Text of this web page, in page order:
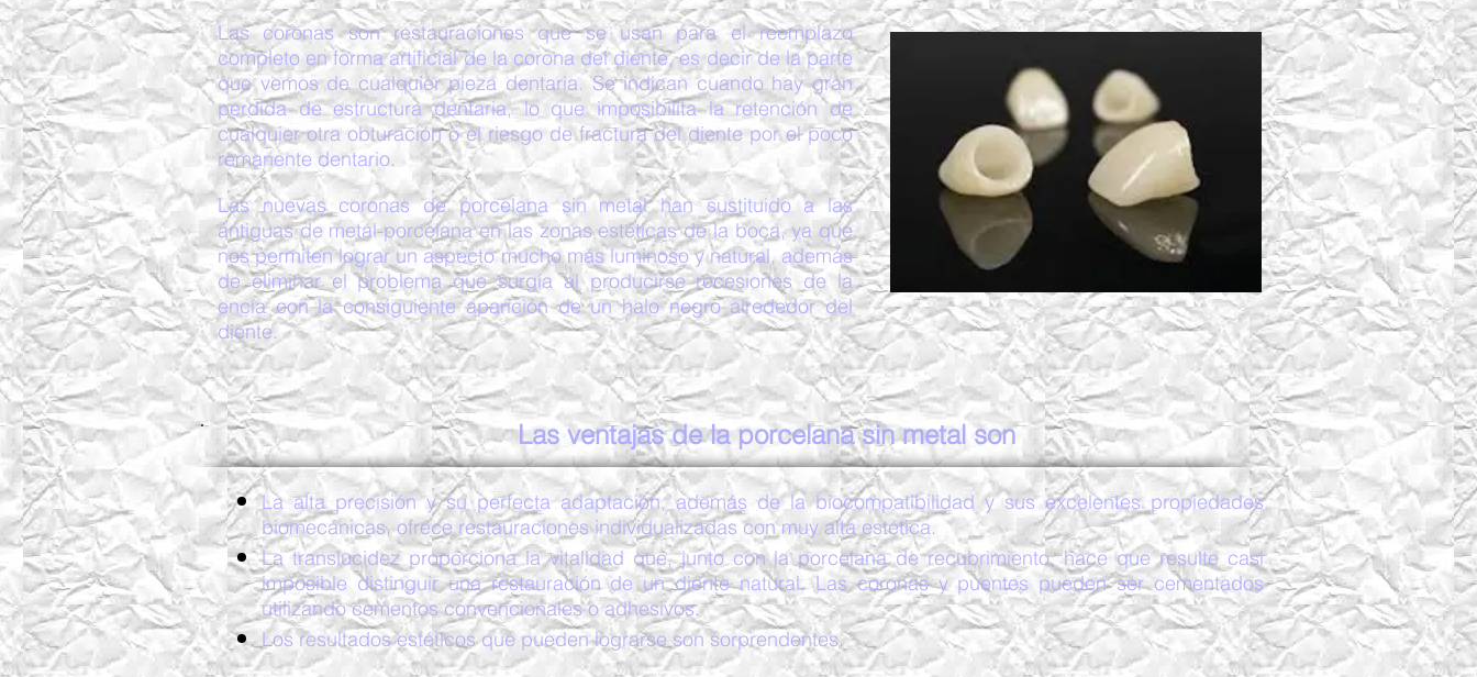
Las coronas son restauraciones que se usan para el reemplazo
completo en forma artificial de la corona del diente, es decir de la parte
que vemos de cualquier pieza dentaria. Se indican cuando hay gran
perdida de estructura dentaria, lo que imposibilita la retención de
cualquier otra obturación o el riesgo de fractura del diente por el poco
remanente dentario.
Las nuevas coronas de porcelana sin metal han sustituido a las
antiguas de metal-porcelana en las zonas estéticas de la boca, ya que
nos permiten lograr un aspecto mucho más luminoso y natural, además
de eliminar el problema que surgía al producirse recesiones de la
encía con la consiguiente aparición de un halo negro alrededor del
diente.
Las ventajas de la porcelana sin metal son
La alta precisión y su perfecta adaptación, además de la biocompatibilidad y sus excelentes propiedades
biomecánicas, ofrece restauraciones individualizadas con muy alta estética.
La translucidez proporciona la vitalidad que, junto con la porcelana de recubrimiento, hace que resulte casi
imposible distinguir una restauración de un diente natural. Las coronas y puentes pueden ser cementados
utilizando cementos convencionales o adhesivos.
Los resultados estéticos que pueden lograrse son sorprendentes.